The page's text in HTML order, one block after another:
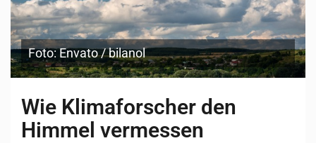
Foto: Envato / bilanol
Wie Klimaforscher den
Himmel vermessen